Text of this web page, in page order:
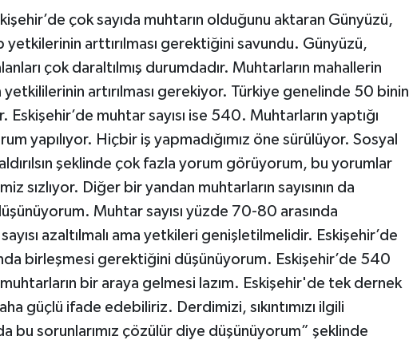
çok sayıda muhtarın olduğunu aktaran Günyüzü,
yetkilerinin arttırılması gerektiğini savundu. Günyüzü,
çok daraltılmış durumdadır. Muhtarların mahallerin
yetkililerinin artırılması gerekiyor. Türkiye genelinde 50 binin
Eskişehir’de muhtar sayısı ise 540. Muhtarların yaptığı
yapılıyor. Hiçbir iş yapmadığımız öne sürülüyor. Sosyal
şeklinde çok fazla yorum görüyorum, bu yorumlar
sızlıyor. Diğer bir yandan muhtarların sayısının da
Muhtar sayısı yüzde 70-80 arasında
azaltılmalı ama yetkileri genişletilmelidir. Eskişehir’de
birleşmesi gerektiğini düşünüyorum. Eskişehir’de 540
bir araya gelmesi lazım. Eskişehir'de tek dernek
güçlü ifade edebiliriz. Derdimizi, sıkıntımızı ilgili
bu sorunlarımız çözülür diye düşünüyorum” şeklinde